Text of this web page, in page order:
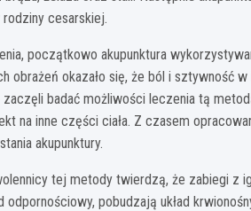
cesarskiej.
początkowo akupunktura
obrażeń okazało się, że ból i sztywność
badać możliwości leczenia tą
na inne części ciała. Z czasem
akupunktury.
tej metody twierdzą, że zabiegi z
pobudzają układ